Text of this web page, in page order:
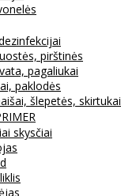
pirštinės
pagaliukai
paklodės
šlepetės, skirtukai
skysčiai